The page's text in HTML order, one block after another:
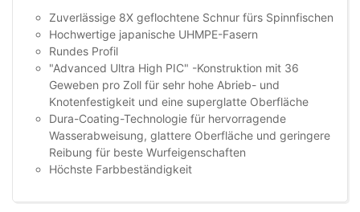
Zuverlässige 8X geflochtene Schnur fürs Spinnfischen
Hochwertige japanische UHMPE-Fasern
Rundes Profil
"Advanced Ultra High PIC" -Konstruktion mit 36
Geweben pro Zoll für sehr hohe Abrieb- und
Knotenfestigkeit und eine superglatte Oberfläche
Dura-Coating-Technologie für hervorragende
Wasserabweisung, glattere Oberfläche und geringere
Reibung für beste Wurfeigenschaften
Höchste Farbbeständigkeit